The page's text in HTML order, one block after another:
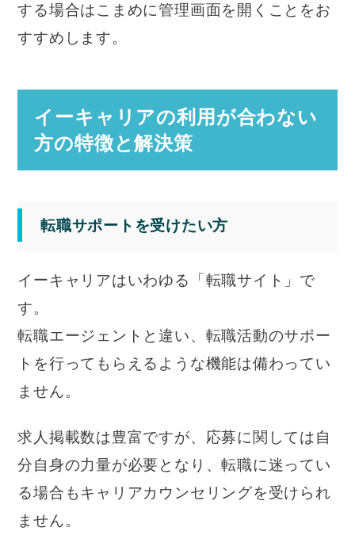
する場合はこまめに管理画面を開くことをお
すすめします。
イーキャリアの利用が合わない
方の特徴と解決策
転職サポートを受けたい方
イーキャリアはいわゆる「転職サイト」で
す。
転職エージェントと違い、転職活動のサポー
トを行ってもらえるような機能は備わってい
ません。
求人掲載数は豊富ですが、応募に関しては自
分自身の力量が必要となり、転職に迷ってい
る場合もキャリアカウンセリングを受けられ
ません。